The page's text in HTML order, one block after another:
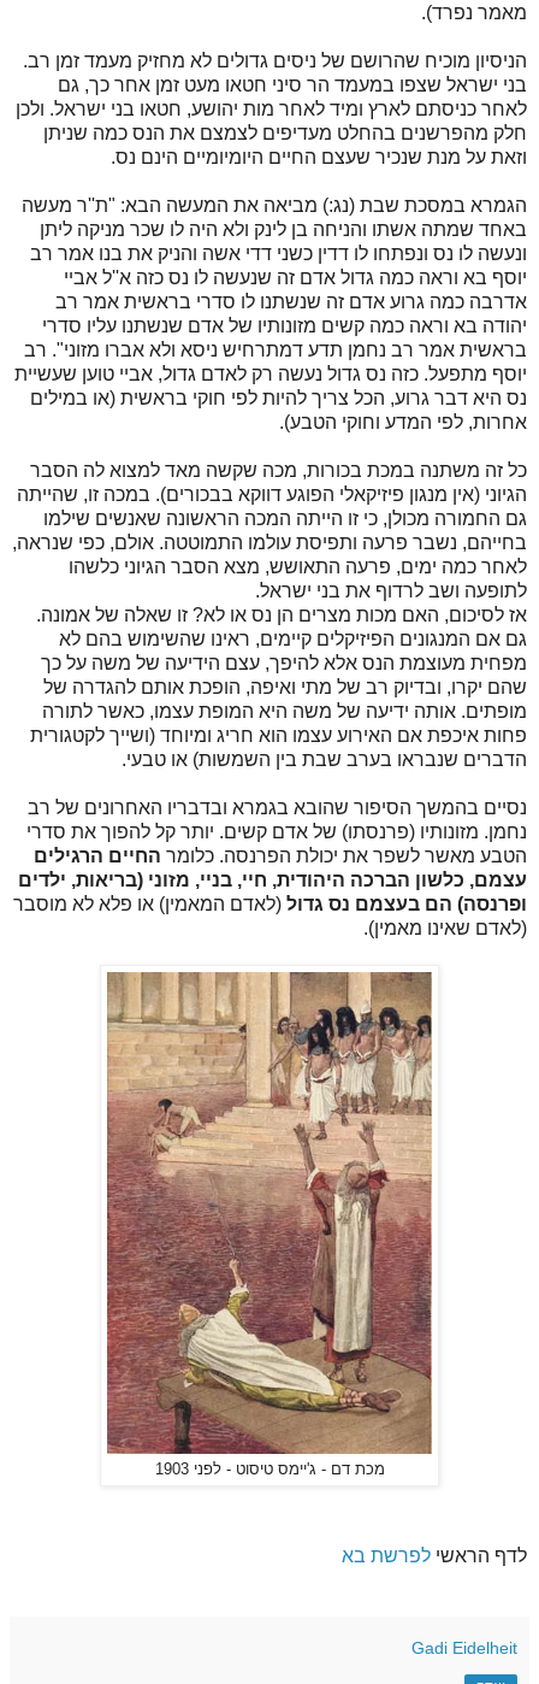
מאמר נפרד).
הניסיון מוכיח שהרושם של ניסים גדולים לא מחזיק מעמד זמן רב.
בני ישראל שצפו במעמד הר סיני חטאו מעט זמן אחר כך, גם
לאחר כניסתם לארץ ומיד לאחר מות יהושע, חטאו בני ישראל. ולכן
חלק מהפרשנים בהחלט מעדיפים לצמצם את הנס כמה שניתן
וזאת על מנת שנכיר שעצם החיים היומיומיים הינם נס.
הגמרא במסכת שבת (נג:) מביאה את המעשה הבא: "ת''ר מעשה
באחד שמתה אשתו והניחה בן לינק ולא היה לו שכר מניקה ליתן
ונעשה לו נס ונפתחו לו דדין כשני דדי אשה והניק את בנו אמר רב
יוסף בא וראה כמה גדול אדם זה שנעשה לו נס כזה א''ל אביי
אדרבה כמה גרוע אדם זה שנשתנו לו סדרי בראשית אמר רב
יהודה בא וראה כמה קשים מזונותיו של אדם שנשתנו עליו סדרי
בראשית אמר רב נחמן תדע דמתרחיש ניסא ולא אברו מזוני". רב
יוסף מתפעל. כזה נס גדול נעשה רק לאדם גדול, אביי טוען שעשיית
נס היא דבר גרוע, הכל צריך להיות לפי חוקי בראשית (או במילים
אחרות, לפי המדע וחוקי הטבע).
כל זה משתנה במכת בכורות, מכה שקשה מאד למצוא לה הסבר
הגיוני (אין מנגון פיזיקאלי הפוגע דווקא בבכורים). במכה זו, שהייתה
גם החמורה מכולן, כי זו הייתה המכה הראשונה שאנשים שילמו
בחייהם, נשבר פרעה ותפיסת עולמו התמוטטה. אולם, כפי שנראה,
לאחר כמה ימים, פרעה התאושש, מצא הסבר הגיוני כלשהו
לתופעה ושב לרדוף את בני ישראל.
אז לסיכום, האם מכות מצרים הן נס או לא? זו שאלה של אמונה.
גם אם המנגונים הפיזיקלים קיימים, ראינו שהשימוש בהם לא
מפחית מעוצמת הנס אלא להיפך, עצם הידיעה של משה על כך
שהם יקרו, ובדיוק רב של מתי ואיפה, הופכת אותם להגדרה של
מופתים. אותה ידיעה של משה היא המופת עצמו, כאשר לתורה
פחות איכפת אם האירוע עצמו הוא חריג ומיוחד (ושייך לקטגורית
הדברים שנבראו בערב שבת בין השמשות) או טבעי.
נסיים בהמשך הסיפור שהובא בגמרא ובדבריו האחרונים של רב
נחמן. מזונותיו (פרנסתו) של אדם קשים. יותר קל להפוך את סדרי
הטבע מאשר לשפר את יכולת הפרנסה. כלומר החיים הרגילים
עצמם, כלשון הברכה היהודית, חיי, בניי, מזוני (בריאות, ילדים
ופרנסה) הם בעצמם נס גדול (לאדם המאמין) או פלא לא מוסבר
(לאדם שאינו מאמין).
מכת דם - ג'יימס טיסוט - לפני 1903
לדף הראשי לפרשת בא
Gadi Eidelheit